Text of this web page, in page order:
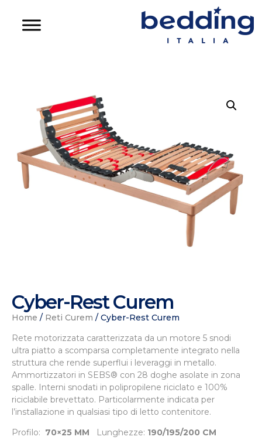
Cyber-Rest Curem
Home / Reti Curem / Cyber-Rest Curem
Rete motorizzata caratterizzata da un motore 5 snodi
ultra piatto a scomparsa completamente integrato nella
struttura che rende superflui i leveraggi in metallo.
Ammortizzatori in SEBS® con 28 doghe asolate in zona
spalle. Interni snodati in polipropilene riciclato e 100%
riciclabile brevettato. Particolarmente indicata per
l’installazione in qualsiasi tipo di letto contenitore.
Profilo: 70×25 MM Lunghezze: 190/195/200 CM